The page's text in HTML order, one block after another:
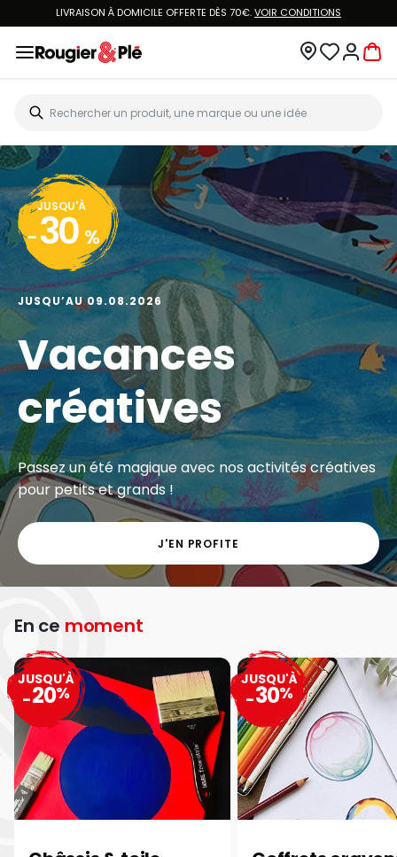
LIVRAISON À DOMICILE OFFERTE DÈS 70€.VOIR CONDITIONS
JUSQU'À
- 30 %
JUSQU’AU 09.08.2026
Vacances
créatives
Passez un été magique avec nos activités créatives
pour petits et grands !
J'EN PROFITE
En ce moment
JUSQU'À
-20%
JUSQU'À
-30%